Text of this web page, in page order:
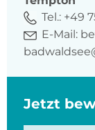
Tel.: +49
E-Mail:
Jetzt